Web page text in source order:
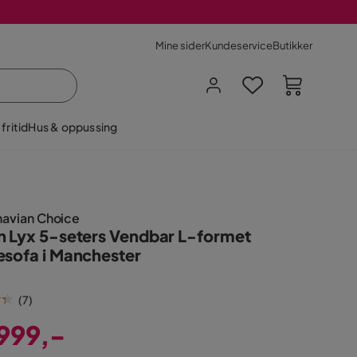
Mine siderKundeserviceButikker
fritidHus & oppussing
Choice
Lyx 5-seters Vendbar L-formet
i Manchester
(7)